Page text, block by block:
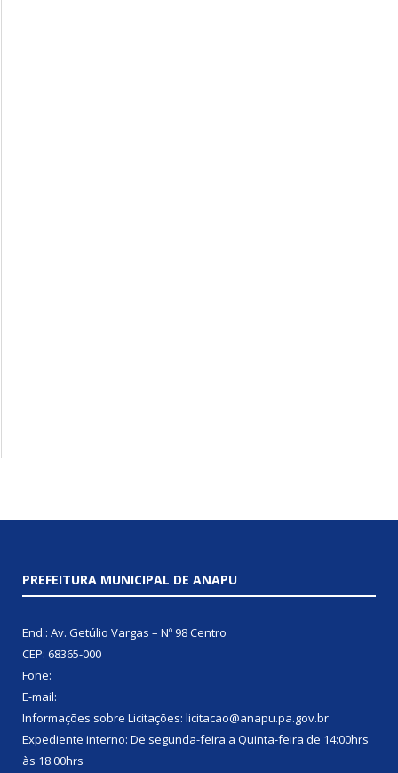
PREFEITURA MUNICIPAL DE ANAPU
End.: Av. Getúlio Vargas – Nº 98 Centro
CEP: 68365-000
Fone:
E-mail:
Informações sobre Licitações: licitacao@anapu.pa.gov.br
Expediente interno: De segunda-feira a Quinta-feira de 14:00hrs
às 18:00hrs